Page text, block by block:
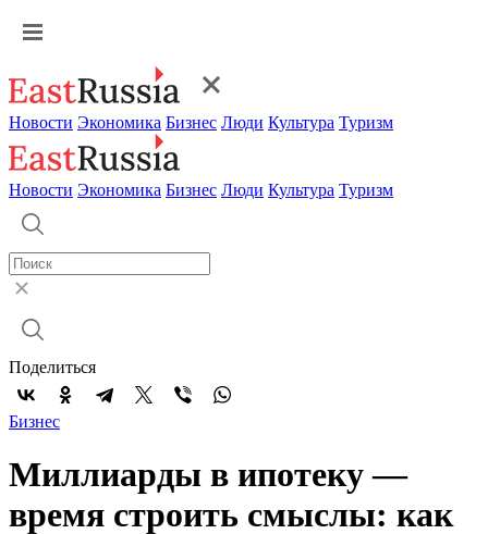
Новости Экономика Бизнес Люди Культура Туризм
Новости Экономика Бизнес Люди Культура Туризм
Поделиться
Бизнес
Миллиарды в ипотеку —
время строить смыслы: как